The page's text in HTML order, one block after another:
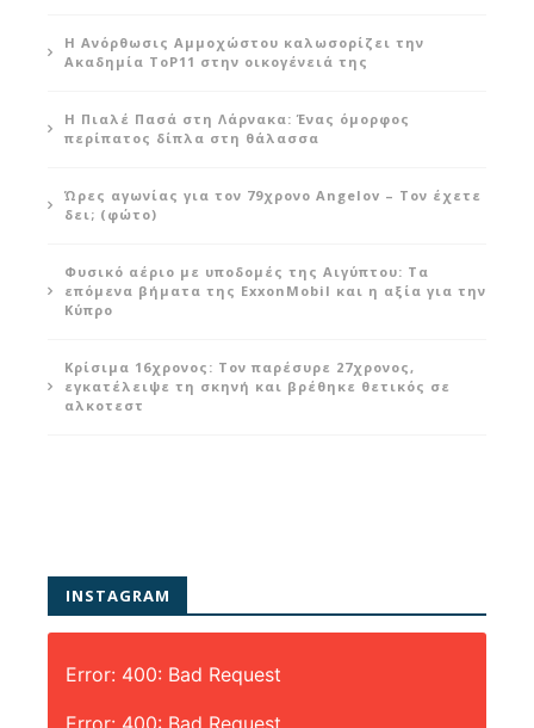
Η Ανόρθωσις Αμμοχώστου καλωσορίζει την
Ακαδημία ToP11 στην οικογένειά της
Η Πιαλέ Πασά στη Λάρνακα: Ένας όμορφος
περίπατος δίπλα στη θάλασσα
Ώρες αγωνίας για τον 79χρονο Angelov – Τον έχετε
δει; (φώτο)
Φυσικό αέριο με υποδομές της Αιγύπτου: Τα
επόμενα βήματα της ExxonMobil και η αξία για την
Κύπρο
Κρίσιμα 16χρονος: Τον παρέσυρε 27χρονος,
εγκατέλειψε τη σκηνή και βρέθηκε θετικός σε
αλκοτεστ
INSTAGRAM
Error: 400: Bad Request